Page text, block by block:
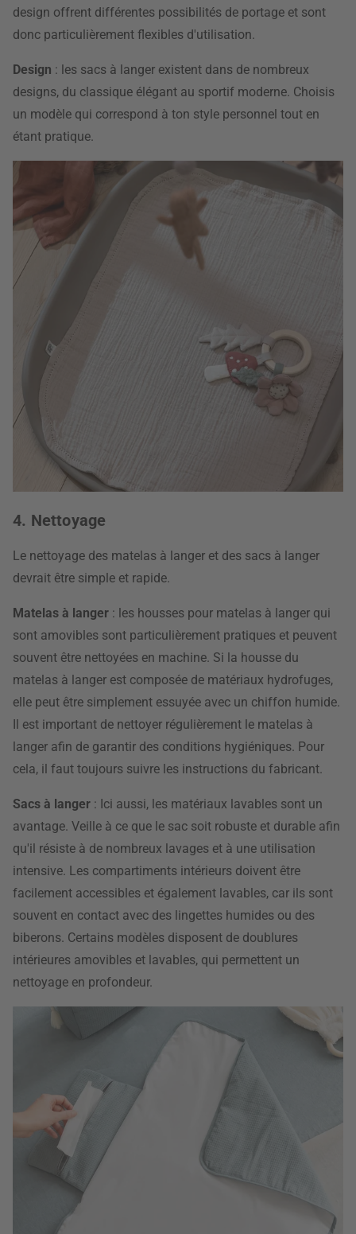
design offrent différentes possibilités de portage et sont
donc particulièrement flexibles d'utilisation.
Design : les sacs à langer existent dans de nombreux
designs, du classique élégant au sportif moderne. Choisis
un modèle qui correspond à ton style personnel tout en
étant pratique.
4. Nettoyage
Le nettoyage des matelas à langer et des sacs à langer
devrait être simple et rapide.
Matelas à langer : les housses pour matelas à langer qui
sont amovibles sont particulièrement pratiques et peuvent
souvent être nettoyées en machine. Si la housse du
matelas à langer est composée de matériaux hydrofuges,
elle peut être simplement essuyée avec un chiffon humide.
Il est important de nettoyer régulièrement le matelas à
langer afin de garantir des conditions hygiéniques. Pour
cela, il faut toujours suivre les instructions du fabricant.
Sacs à langer : Ici aussi, les matériaux lavables sont un
avantage. Veille à ce que le sac soit robuste et durable afin
qu'il résiste à de nombreux lavages et à une utilisation
intensive. Les compartiments intérieurs doivent être
facilement accessibles et également lavables, car ils sont
souvent en contact avec des lingettes humides ou des
biberons. Certains modèles disposent de doublures
intérieures amovibles et lavables, qui permettent un
nettoyage en profondeur.